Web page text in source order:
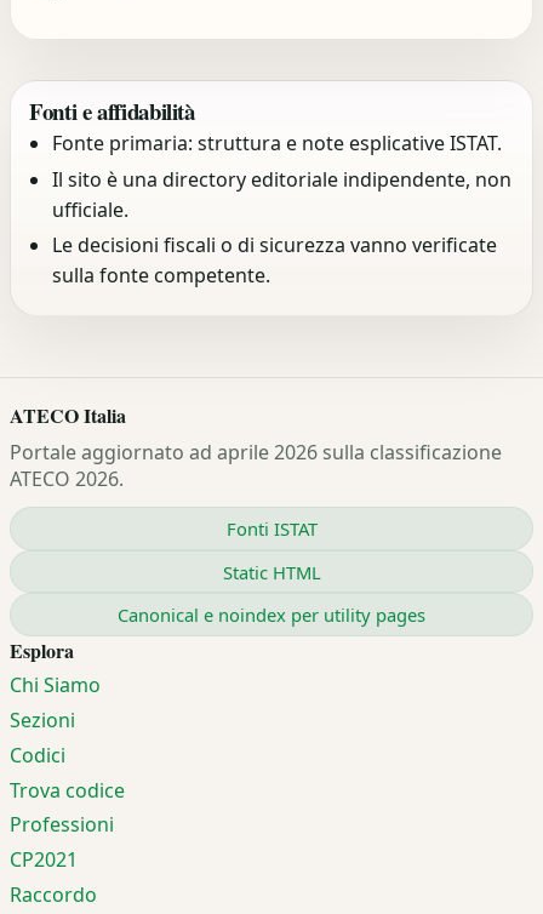
Fonti e affidabilità
Fonte primaria: struttura e note esplicative ISTAT.
Il sito è una directory editoriale indipendente, non
ufficiale.
Le decisioni fiscali o di sicurezza vanno verificate
sulla fonte competente.
ATECO Italia
Portale aggiornato ad aprile 2026 sulla classificazione
ATECO 2026.
Fonti ISTAT
Static HTML
Canonical e noindex per utility pages
Esplora
Chi Siamo
Sezioni
Codici
Trova codice
Professioni
CP2021
Raccordo